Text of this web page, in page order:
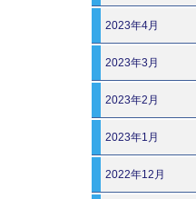
2023年4月
2023年3月
2023年2月
2023年1月
2022年12月